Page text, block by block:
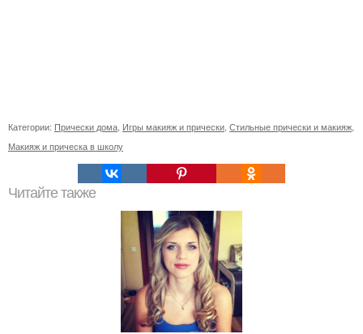
Категории: Прически дома, Игры макияж и прически, Стильные прически и макияж,
Макияж и прическа в школу
Читайте также